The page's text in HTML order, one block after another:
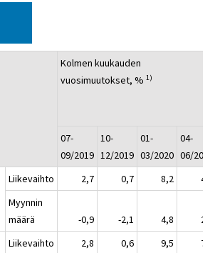
Kolmen kuukauden
vuosimuutokset, % 1)
07-
09/2019
10-
12/2019
01-
03/2020
04-
06/2020
Liikevaihto 2,7 0,7 8,2
4,3
Myynnin
määrä
-0,9 -2,1 4,8
2,5
Liikevaihto 2,8 0,6 9,5
7,0